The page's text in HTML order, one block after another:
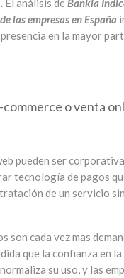
El análisis de Bankia
las empresas en España
en la mayor
commerce o venta
pueden ser
tecnología de pagos
de un servicio
son cada vez mas
que la confianza en
su uso, y las